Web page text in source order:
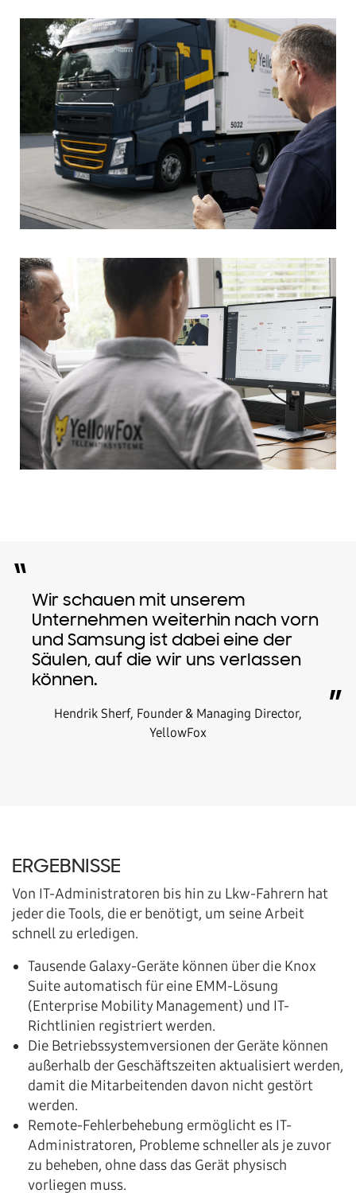
“ Wir schauen mit unserem
Unternehmen weiterhin nach vorn
und Samsung ist dabei eine der
Säulen, auf die wir uns verlassen
können.
Hendrik Sherf, Founder & Managing Director,
YellowFox
”
ERGEBNISSE
Von IT-Administratoren bis hin zu Lkw-Fahrern hat
jeder die Tools, die er benötigt, um seine Arbeit
schnell zu erledigen.
Tausende Galaxy-Geräte können über die Knox
Suite automatisch für eine EMM-Lösung
(Enterprise Mobility Management) und IT-
Richtlinien registriert werden.
Die Betriebssystemversionen der Geräte können
außerhalb der Geschäftszeiten aktualisiert werden,
damit die Mitarbeitenden davon nicht gestört
werden.
Remote-Fehlerbehebung ermöglicht es IT-
Administratoren, Probleme schneller als je zuvor
zu beheben, ohne dass das Gerät physisch
vorliegen muss.